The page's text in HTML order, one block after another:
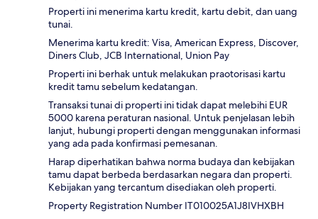
Properti ini menerima kartu kredit, kartu debit, dan uang
tunai.
Menerima kartu kredit: Visa, American Express, Discover,
Diners Club, JCB International, Union Pay
Properti ini berhak untuk melakukan praotorisasi kartu
kredit tamu sebelum kedatangan.
Transaksi tunai di properti ini tidak dapat melebihi EUR
5000 karena peraturan nasional. Untuk penjelasan lebih
lanjut, hubungi properti dengan menggunakan informasi
yang ada pada konfirmasi pemesanan.
Harap diperhatikan bahwa norma budaya dan kebijakan
tamu dapat berbeda berdasarkan negara dan properti.
Kebijakan yang tercantum disediakan oleh properti.
Property Registration Number IT010025A1J8IVHXBH